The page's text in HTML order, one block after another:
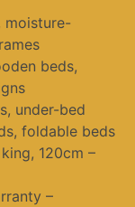
moisture-
beds,
under-bed
foldable beds
120cm –
–